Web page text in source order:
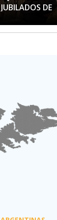
DE